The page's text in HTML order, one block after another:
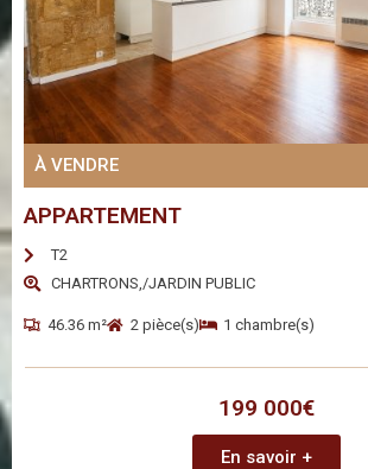
À VENDRE
APPARTEMENT
T2
CHARTRONS,/JARDIN PUBLIC
46.36 m² 2 pièce(s) 1 chambre(s)
199 000€
En savoir +